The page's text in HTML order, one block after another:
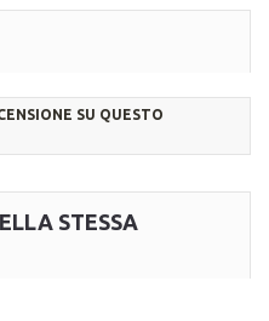
SU QUESTO
STESSA